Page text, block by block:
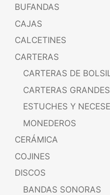
BUFANDAS
CAJAS
CALCETINES
CARTERAS
CARTERAS DE
CARTERAS GRANDES
ESTUCHES Y
MONEDEROS
CERÁMICA
COJINES
DISCOS
BANDAS SONORAS